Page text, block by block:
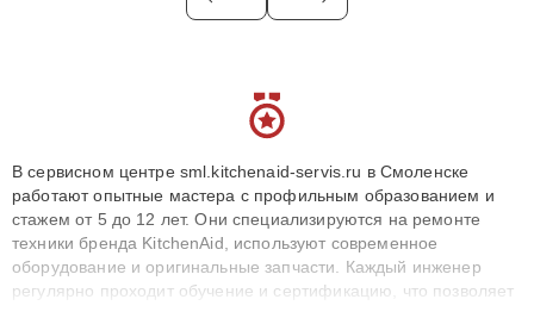
В сервисном центре sml.kitchenaid-servis.ru в Смоленске
работают опытные мастера с профильным образованием и
стажем от 5 до 12 лет. Они специализируются на ремонте
техники бренда KitchenAid, используют современное
оборудование и оригинальные запчасти. Каждый инженер
регулярно проходит обучение и сертификацию, что позволяет